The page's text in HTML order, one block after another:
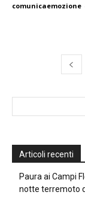
comunicaemozione
Articoli recenti
Paura ai Campi
notte terremoto